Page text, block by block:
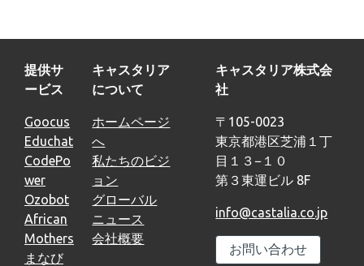
提供サ
ービス
Goocus
Educhat
CodePo
wer
Ozobot
African
Mothers
まなび
キャスタリア
について
ホームページ
へ
私たちのビジ
ョン
グローバル
ニュース
会社概要
キャスタリア株式会
社
〒105-0023
東京都港区芝浦１丁
目１３−１０
第３東運ビル 8F
info@castalia.co.jp
お問い合わせ